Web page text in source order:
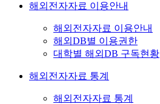
해외전자자료 이용안내
해외전자자료 이용안내
해외DB별 이용권한
대학별 해외DB 구독현황
해외전자자료 통계
해외전자자료 통계